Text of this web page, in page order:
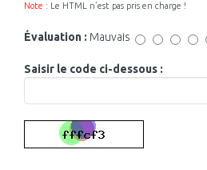
Note : Le HTML n’est pas pris en charge !
Évaluation : Mauvais
Saisir le code ci-dessous :